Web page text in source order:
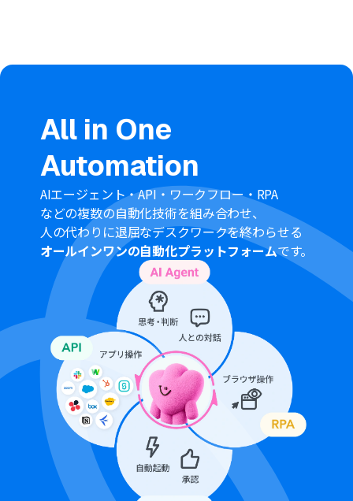
All in One
Automation
AIエージェント・API・ワークフロー・RPA
などの複数の自動化技術を組み合わせ、
人の代わりに退屈なデスクワークを終わらせる
オールインワンの自動化プラットフォームです。